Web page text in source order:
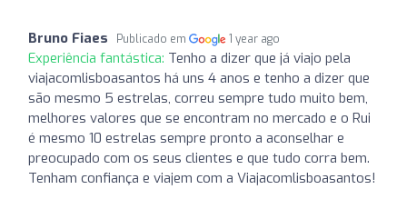
Bruno Fiaes Publicado em 1 year ago
Experiência fantástica: Tenho a dizer que já viajo pela
viajacomlisboasantos há uns 4 anos e tenho a dizer que
são mesmo 5 estrelas, correu sempre tudo muito bem,
melhores valores que se encontram no mercado e o Rui
é mesmo 10 estrelas sempre pronto a aconselhar e
preocupado com os seus clientes e que tudo corra bem.
Tenham confiança e viajem com a Viajacomlisboasantos!